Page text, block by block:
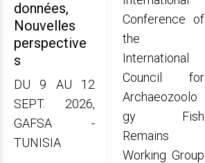
données,
Nouvelles
perspective
s
DU 9 AU 12
SEPT. 2026,
GAFSA -
TUNISIA
Conference of
the
International
Council for
Archaeozoolo
gy Fish
Remains
Working Group